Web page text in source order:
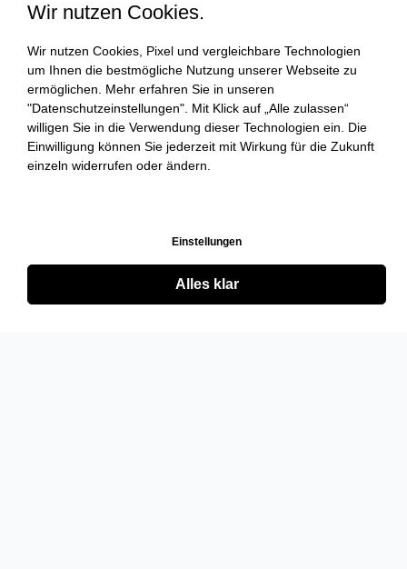
Wir nutzen Cookies.
Wir nutzen Cookies, Pixel und vergleichbare Technologien
um Ihnen die bestmögliche Nutzung unserer Webseite zu
ermöglichen. Mehr erfahren Sie in unseren
"Datenschutzeinstellungen". Mit Klick auf „Alle zulassen“
willigen Sie in die Verwendung dieser Technologien ein. Die
Einwilligung können Sie jederzeit mit Wirkung für die Zukunft
einzeln widerrufen oder ändern.
Einstellungen
Alles klar